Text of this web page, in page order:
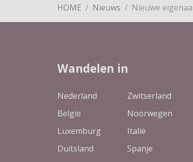
HOME Nieuws Nieuwe
Wandelen in
Nederland
Belgie
Luxemburg
Duitsland
Zwitserland
Noorwegen
Italië
Spanje